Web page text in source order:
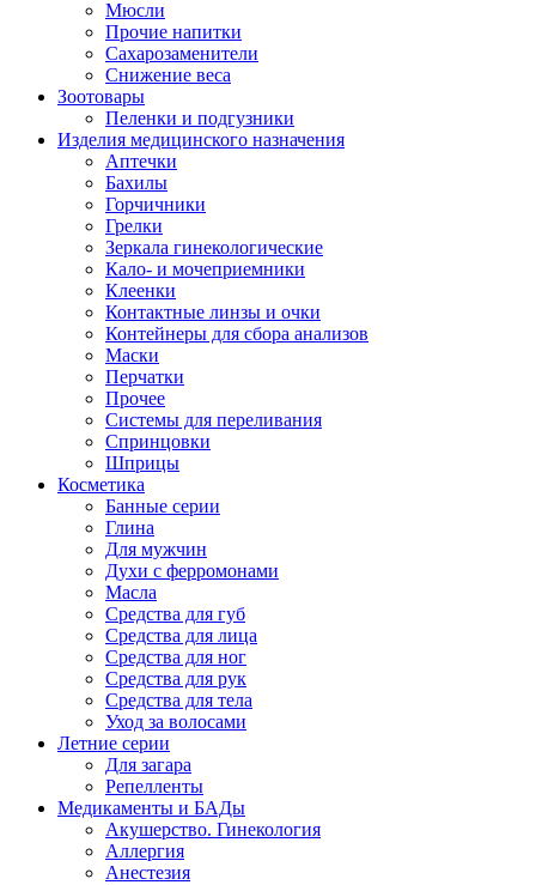
Мюсли
Прочие напитки
Сахарозаменители
Снижение веса
Зоотовары
Пеленки и подгузники
Изделия медицинского назначения
Аптечки
Бахилы
Горчичники
Грелки
Зеркала гинекологические
Кало- и мочеприемники
Клеенки
Контактные линзы и очки
Контейнеры для сбора анализов
Маски
Перчатки
Прочее
Системы для переливания
Спринцовки
Шприцы
Косметика
Банные серии
Глина
Для мужчин
Духи с ферромонами
Масла
Средства для губ
Средства для лица
Средства для ног
Средства для рук
Средства для тела
Уход за волосами
Летние серии
Для загара
Репелленты
Медикаменты и БАДы
Акушерство. Гинекология
Аллергия
Анестезия